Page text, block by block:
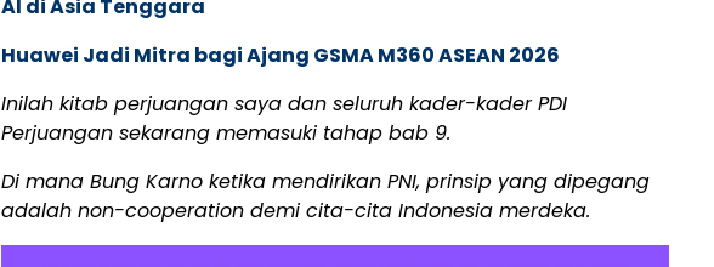
AI di Asia Tenggara
Huawei Jadi Mitra bagi Ajang GSMA M360 ASEAN 2026
Inilah kitab perjuangan saya dan seluruh kader-kader PDI
Perjuangan sekarang memasuki tahap bab 9.
Di mana Bung Karno ketika mendirikan PNI, prinsip yang dipegang
adalah non-cooperation demi cita-cita Indonesia merdeka.